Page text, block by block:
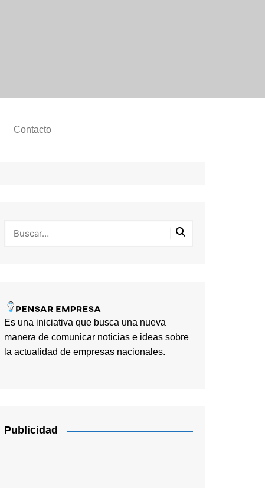
Contacto
Es una iniciativa que busca una nueva
manera de comunicar noticias e ideas sobre
la actualidad de empresas nacionales.
Publicidad